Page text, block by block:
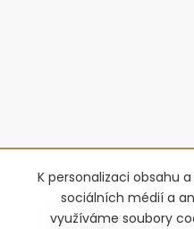
K personalizaci obsahu
sociálních médií a
využíváme soubory